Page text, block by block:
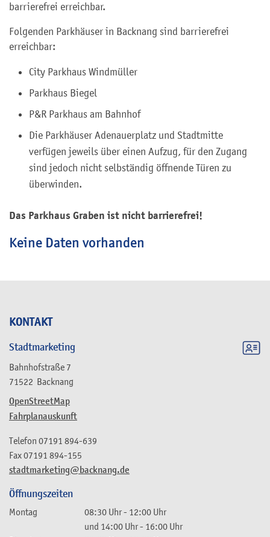
KONTAKT
Stadtmarketing
Bahnhofstraße 7
71522 Backnang
OpenStreetMap
Fahrplanauskunft
stadtmarketing@backnang.de
Telefon 07191 894-639
Fax07191 894-155
Öffnungszeiten
Montag 08:30 Uhr- 12:00 Uhr
und 14:00 Uhr- 16:00 Uhr
barrierefrei erreichbar.
Folgenden Parkhäuser in Backnang sind barrierefrei
erreichbar:
City Parkhaus Windmüller
Parkhaus Biegel
P&R Parkhaus am Bahnhof
Die Parkhäuser Adenauerplatz und Stadtmitte
verfügen jeweils über einen Aufzug, für den Zugang
sind jedoch nicht selbständig öffnende Türen zu
überwinden.
Das Parkhaus Graben ist nicht barrierefrei!
Keine Daten vorhanden